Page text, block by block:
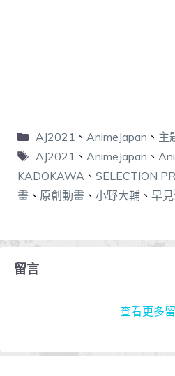
AJ2021 、 AnimeJapan 、 主
AJ2021 、 AnimeJapan 、
KADOKAWA 、 SELECTION
畫 、 原創動畫 、 小野大輔 、 早
留言
查看更多